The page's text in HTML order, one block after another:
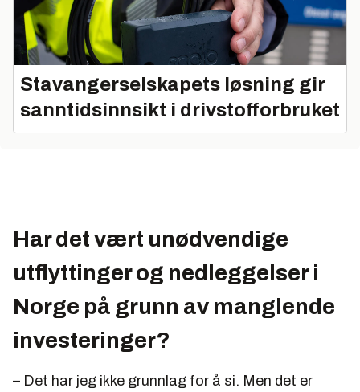
Stavangerselskapets løsning gir
sanntidsinnsikt i drivstofforbruket
Har det vært unødvendige
utflyttinger og nedleggelser i
Norge på grunn av manglende
investeringer?
– Det har jeg ikke grunnlag for å si. Men det er